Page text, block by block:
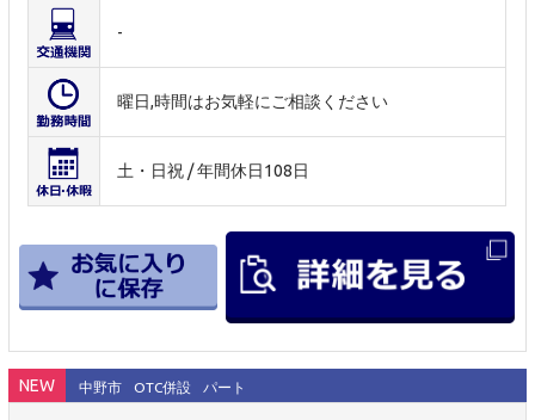
-
曜日,時間はお気軽にご相談ください
土・日祝 / 年間休日108日
NEW 中野市 OTC併設 パート